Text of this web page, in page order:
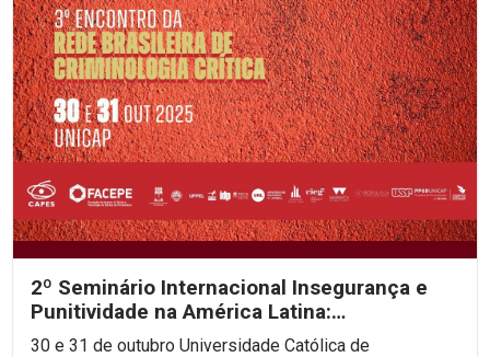
2º Seminário Internacional Insegurança e
Punitividade na América Latina:
decolonialidade e as...
30 e 31 de outubro Universidade Católica de